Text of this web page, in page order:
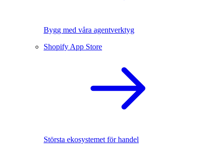
Bygg med våra agentverktyg
Shopify App Store
Största ekosystemet för handel